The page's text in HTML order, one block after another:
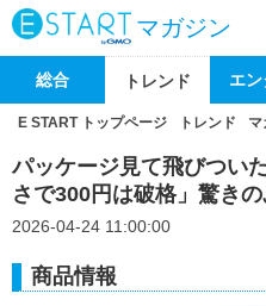
マガジン
総合 トレンド エン
E START トップページ トレンド マ
パッケージ見て飛びつい
さで300円は破格」驚き
2026-04-24 11:00:00
商品情報